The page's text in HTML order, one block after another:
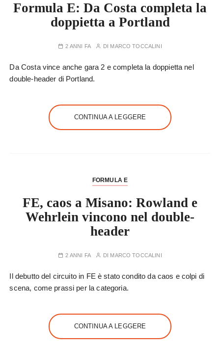
Formula E: Da Costa completa la
doppietta a Portland
2 ANNI FA DI MARCO TOCCALINI
Da Costa vince anche gara 2 e completa la doppietta nel
double-header di Portland.
CONTINUA A LEGGERE
FORMULA E
FE, caos a Misano: Rowland e
Wehrlein vincono nel double-
header
2 ANNI FA DI MARCO TOCCALINI
Il debutto del circuito in FE è stato condito da caos e colpi di
scena, come prassi per la categoria.
CONTINUA A LEGGERE